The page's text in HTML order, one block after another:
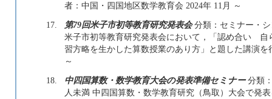
者：中国・四国地区数学教育会 2024年 11月 ～
17.
第79回米子市初等教育研究発表会分類：セミナー・シ
米子市初等教育研究発表会において，「認め合い
習方略を生かした算数授業のあり方」と題した講演
～
18.
中四国算数・数学教育大会の発表準備セミナー分類
人未満 中四国算数・数学教育研究（鳥取）大会で発